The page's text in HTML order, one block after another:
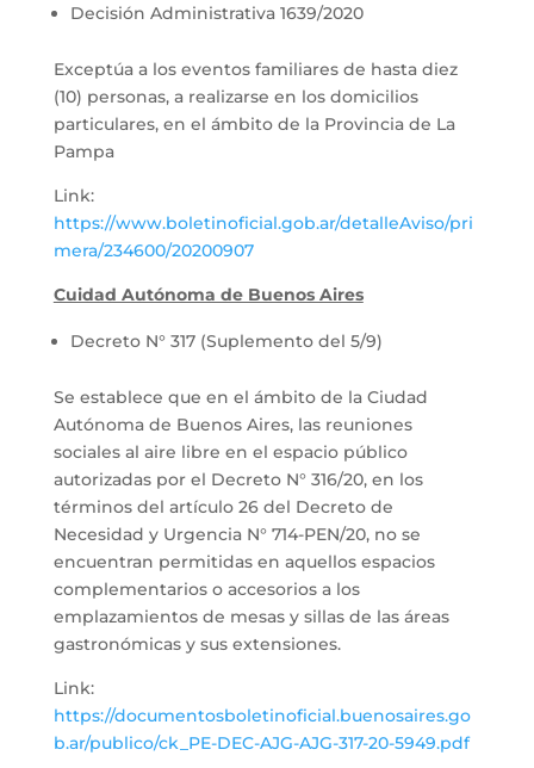
Decisión Administrativa 1639/2020
Exceptúa a los eventos familiares de hasta diez
(10) personas, a realizarse en los domicilios
particulares, en el ámbito de la Provincia de La
Pampa
Link:
https://www.boletinoficial.gob.ar/detalleAviso/pri
mera/234600/20200907
Cuidad Autónoma de Buenos Aires
Decreto N° 317 (Suplemento del 5/9)
Se establece que en el ámbito de la Ciudad
Autónoma de Buenos Aires, las reuniones
sociales al aire libre en el espacio público
autorizadas por el Decreto N° 316/20, en los
términos del artículo 26 del Decreto de
Necesidad y Urgencia N° 714-PEN/20, no se
encuentran permitidas en aquellos espacios
complementarios o accesorios a los
emplazamientos de mesas y sillas de las áreas
gastronómicas y sus extensiones.
Link:
https://documentosboletinoficial.buenosaires.go
b.ar/publico/ck_PE-DEC-AJG-AJG-317-20-5949.pdf